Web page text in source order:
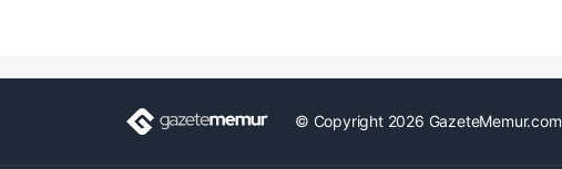
© Copyright 2026 GazeteMemur.com